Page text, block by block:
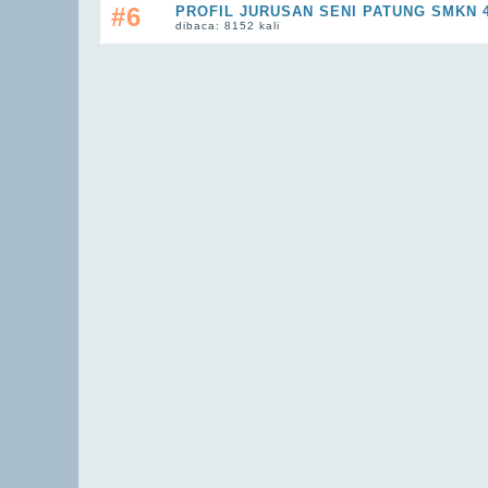
#6 PROFIL JURUSAN SENI PATUNG SMKN
dibaca: 8152 kali